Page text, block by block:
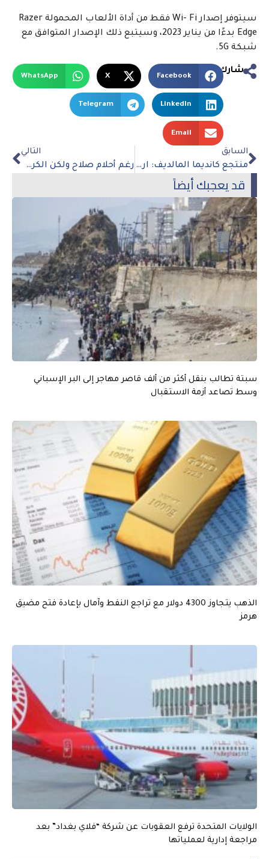
سيتوفر إصدار Wi- Fi فقط من أداة الألعاب المحمولة Razer
Edge بدءًا من يناير 2023، وسيتبع ذلك الإصدار المتوافق مع
شبكة 5G.
شارك
Facebook
X
WhatsApp
LinkedIn
Telegram
Email
السابق
منتجع كانديما المالديف: اربح رحلة مع Samsung Galaxy Z Flip 4
التالي
رغم أحلام صلاح ولكن الكرة الذهبية تتجه إلى بنزيما
قد يعجبك أيضاً
سبتة تطالب بنقل أكثر من ألف قاصر مهاجر إلى البر الإسباني
وسط تصاعد أزمة الاستقبال
الذهب يتجاوز 4300 دولار مع تراجع النفط وآمال بإعادة فتح مضيق
هرمز
الولايات المتحدة ترفع العقوبات عن شركة “فلاي بغداد” بعد
مراجعة إدارية لعملياتها